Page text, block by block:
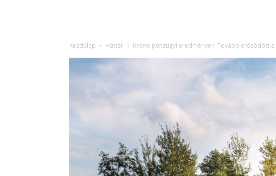
Kezdőlap Háttér Krone pénzügyi eredmények: Tovább erősödött a